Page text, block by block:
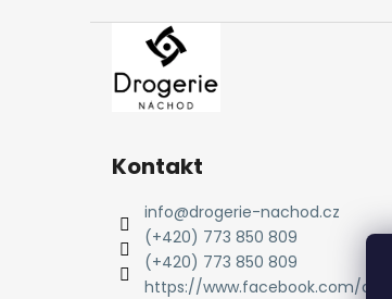
Kontakt
info@drogerie-nachod.cz
(+420) 773 850 809
(+420) 773 850 809
https://www.facebook.com/dro